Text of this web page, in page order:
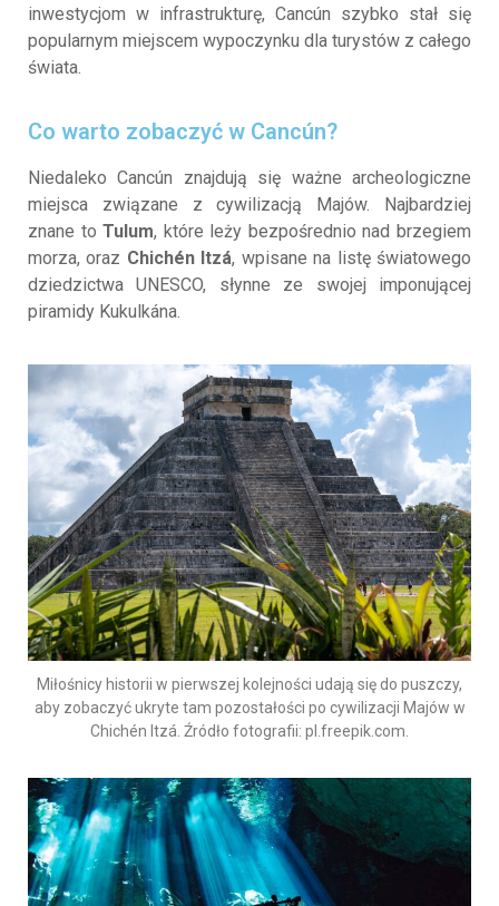
inwestycjom w infrastrukturę, Cancún szybko stał się
popularnym miejscem wypoczynku dla turystów z całego
świata.
Co warto zobaczyć w Cancún?
Niedaleko Cancún znajdują się ważne archeologiczne
miejsca związane z cywilizacją Majów. Najbardziej
znane toTulum, które leży bezpośrednio nad brzegiem
morza, oraz Chichén Itzá, wpisane na listę światowego
dziedzictwa UNESCO, słynne ze swojej imponującej
piramidy Kukulkána.
Miłośnicy historii w pierwszej kolejności udają się do puszczy,
aby zobaczyć ukryte tam pozostałości po cywilizacji Majów w
Chichén Itzá. Źródło fotografii: pl.freepik.com.